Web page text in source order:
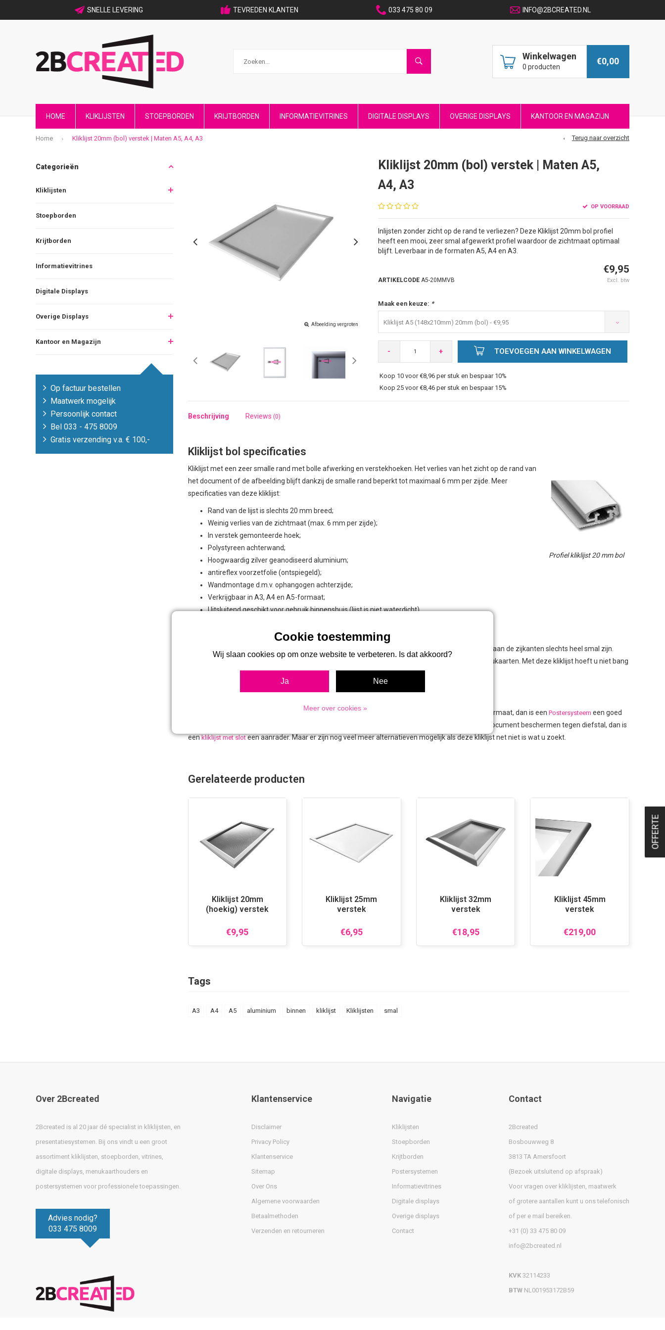
SNELLE LEVERING TEVREDEN KLANTEN 033 475 80 09 INFO@2BCREATED.NL
Winkelwagen
0 producten
€0,00
HOME KLIKLIJSTEN STOEPBORDEN KRIJTBORDEN INFORMATIEVITRINES DIGITALE DISPLAYS OVERIGE DISPLAYS KANTOOR EN MAGAZIJN
Home Kliklijst 20mm (bol) verstek | Maten A5, A4, A3 Terug naar overzicht
Categorieën
Kliklijsten
Stoepborden
Krijtborden
Informatievitrines
Digitale Displays
Overige Displays
Kantoor en Magazijn
Op factuur bestellen
Maatwerk mogelijk
Persoonlijk contact
Bel 033 - 475 8009
Gratis verzending v.a. € 100,-
Afbeelding vergroten Afbeelding vergroten
Kliklijst 20mm (bol) verstek | Maten A5,
A4, A3
OP VOORRAAD
Inlijsten zonder zicht op de rand te verliezen? Deze Kliklijst 20mm bol profiel
heeft een mooi, zeer smal afgewerkt profiel waardoor de zichtmaat optimaal
blijft. Leverbaar in de formaten A5, A4 en A3.
ARTIKELCODEA5-20MMVB
€9,95
Excl. btw
Maak een keuze: *
Kliklijst A5 (148x210mm) 20mm (bol) - €9,95
- + TOEVOEGEN AAN WINKELWAGEN
Koop 10 voor €8,96 per stuk en bespaar 10%
Koop 25 voor €8,46 per stuk en bespaar 15%
Beschrijving Reviews (0)
Kliklijst bol specificaties
Profiel kliklijst 20 mm bol
Kliklijst met een zeer smalle rand met bolle afwerking en verstekhoeken. Het verlies van het zicht op de rand van
het document of de afbeelding blijft dankzij de smalle rand beperkt tot maximaal 6 mm per zijde. Meer
specificaties van deze kliklijst:
Rand van de lijst is slechts 20 mm breed;
Weinig verlies van de zichtmaat (max. 6 mm per zijde);
In verstek gemonteerde hoek;
Polystyreen achterwand;
Hoogwaardig zilver geanodiseerd aluminium;
antireflex voorzetfolie (ontspiegeld);
Wandmontage d.m.v. ophangogen achterzijde;
Verkrijgbaar in A3, A4 en A5-formaat;
Uitsluitend geschikt voor gebruik binnenshuis (lijst is niet waterdicht).
Wanneer is Kliklijst bol (verstek) geschikt?
Deze kliklijst is bijvoorbeeld ideaal om documenten of afbeeldingen in te lijsten waarbij de marges aan de zijkanten slechts heel smal zijn.
Denk aan uitvergrote foto’s of posters. Of aankondigingen met veel tekst, zoals prijslijsten of menukaarten. Met deze kliklijst hoeft u niet bang
te zijn dat een deel van de afbeelding of tekst aan de randen verloren gaat.
Alternatieven voor Kliklijst bol
Kliklijst Bol is verkrijgbaar in verschillende formaten. Is het document of de poster groter dan A3-formaat, dan is een Postersysteem een goed
aan. Wilt u het document beschermen tegen diefstal, dan is
eenkliklijst met sloteen aanrader. Maar er zijn nog veel meer alternatieven mogelijk als deze kliklijst net niet is wat u zoekt.
Gerelateerde producten
Kliklijst 20mm
(hoekig) verstek
€9,95
Kliklijst 25mm
verstek
€6,95
Kliklijst 32mm
verstek
€18,95
Kliklijst 45mm
verstek
€219,00
Tags
A3 A4 A5 aluminium binnen kliklijst Kliklijsten smal
Over 2Bcreated
2Bcreated is al 20 jaar dé specialist in kliklijsten, en
presentatiesystemen. Bij ons vindt u een groot
assortiment kliklijsten, stoepborden, vitrines,
digitale displays, menukaarthouders en
postersystemen voor professionele toepassingen.
Advies nodig?
033 475 8009
Klantenservice
Disclaimer
Privacy Policy
Klantenservice
Sitemap
Over Ons
Algemene voorwaarden
Betaalmethoden
Verzenden en retourneren
Navigatie
Kliklijsten
Stoepborden
Krijtborden
Postersystemen
Informatievitrines
Digitale displays
Overige displays
Contact
Contact
2Bcreated
Bosbouwweg 8
3813 TA Amersfoort
(Bezoek uitsluitend op afspraak)
Voor vragen over kliklijsten, maatwerk
of grotere aantallen kunt u ons telefonisch
of per e mail bereiken.
+31 (0) 33 475 80 09
info@2bcreated.nl
KVK 32114233
BTW NL001953172B59
OFFERTE
Wij slaan cookies op om onze website te verbeteren. Is dat akkoord?
Ja Nee
Meer over cookies »